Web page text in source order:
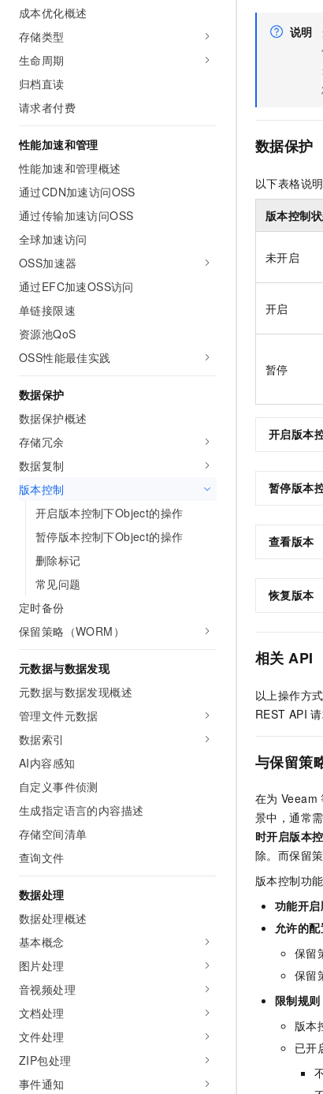
成本优化概述
存储类型
生命周期
归档直读
请求者付费
性能加速和管理
性能加速和管理概述
通过CDN加速访问OSS
通过传输加速访问OSS
全球加速访问
OSS加速器
通过EFC加速OSS访问
单链接限速
资源池QoS
OSS性能最佳实践
数据保护
数据保护概述
存储冗余
数据复制
版本控制
开启版本控制下Object的操作
暂停版本控制下Object的操作
删除标记
常见问题
定时备份
保留策略（WORM）
元数据与数据发现
元数据与数据发现概述
管理文件元数据
数据索引
AI内容感知
自定义事件侦测
生成指定语言的内容描述
存储空间清单
查询文件
数据处理
数据处理概述
基本概念
图片处理
音视频处理
文档处理
文件处理
ZIP包处理
事件通知
说明
数据保护
以下表格说
版本控制
未开启
开启
暂停
开启版本
暂停版本
查看版本
恢复版本
相关 API
以上操作方
REST API
与保留策
在为 Veeam
景中，通常
时开启版本
除。而保留
版本控制功
功能开
允许的
保留
保留
限制规则
版本
已开